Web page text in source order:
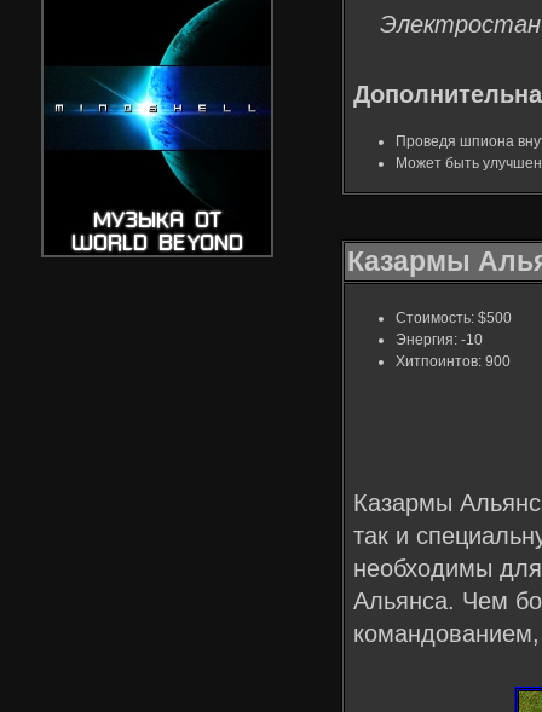
Проведя шпиона
Может быть
Казармы
Стоимость: $500
Энергия: -10
Хитпоинтов: 900
Казармы
так и
необходимы
Альянса. Чем